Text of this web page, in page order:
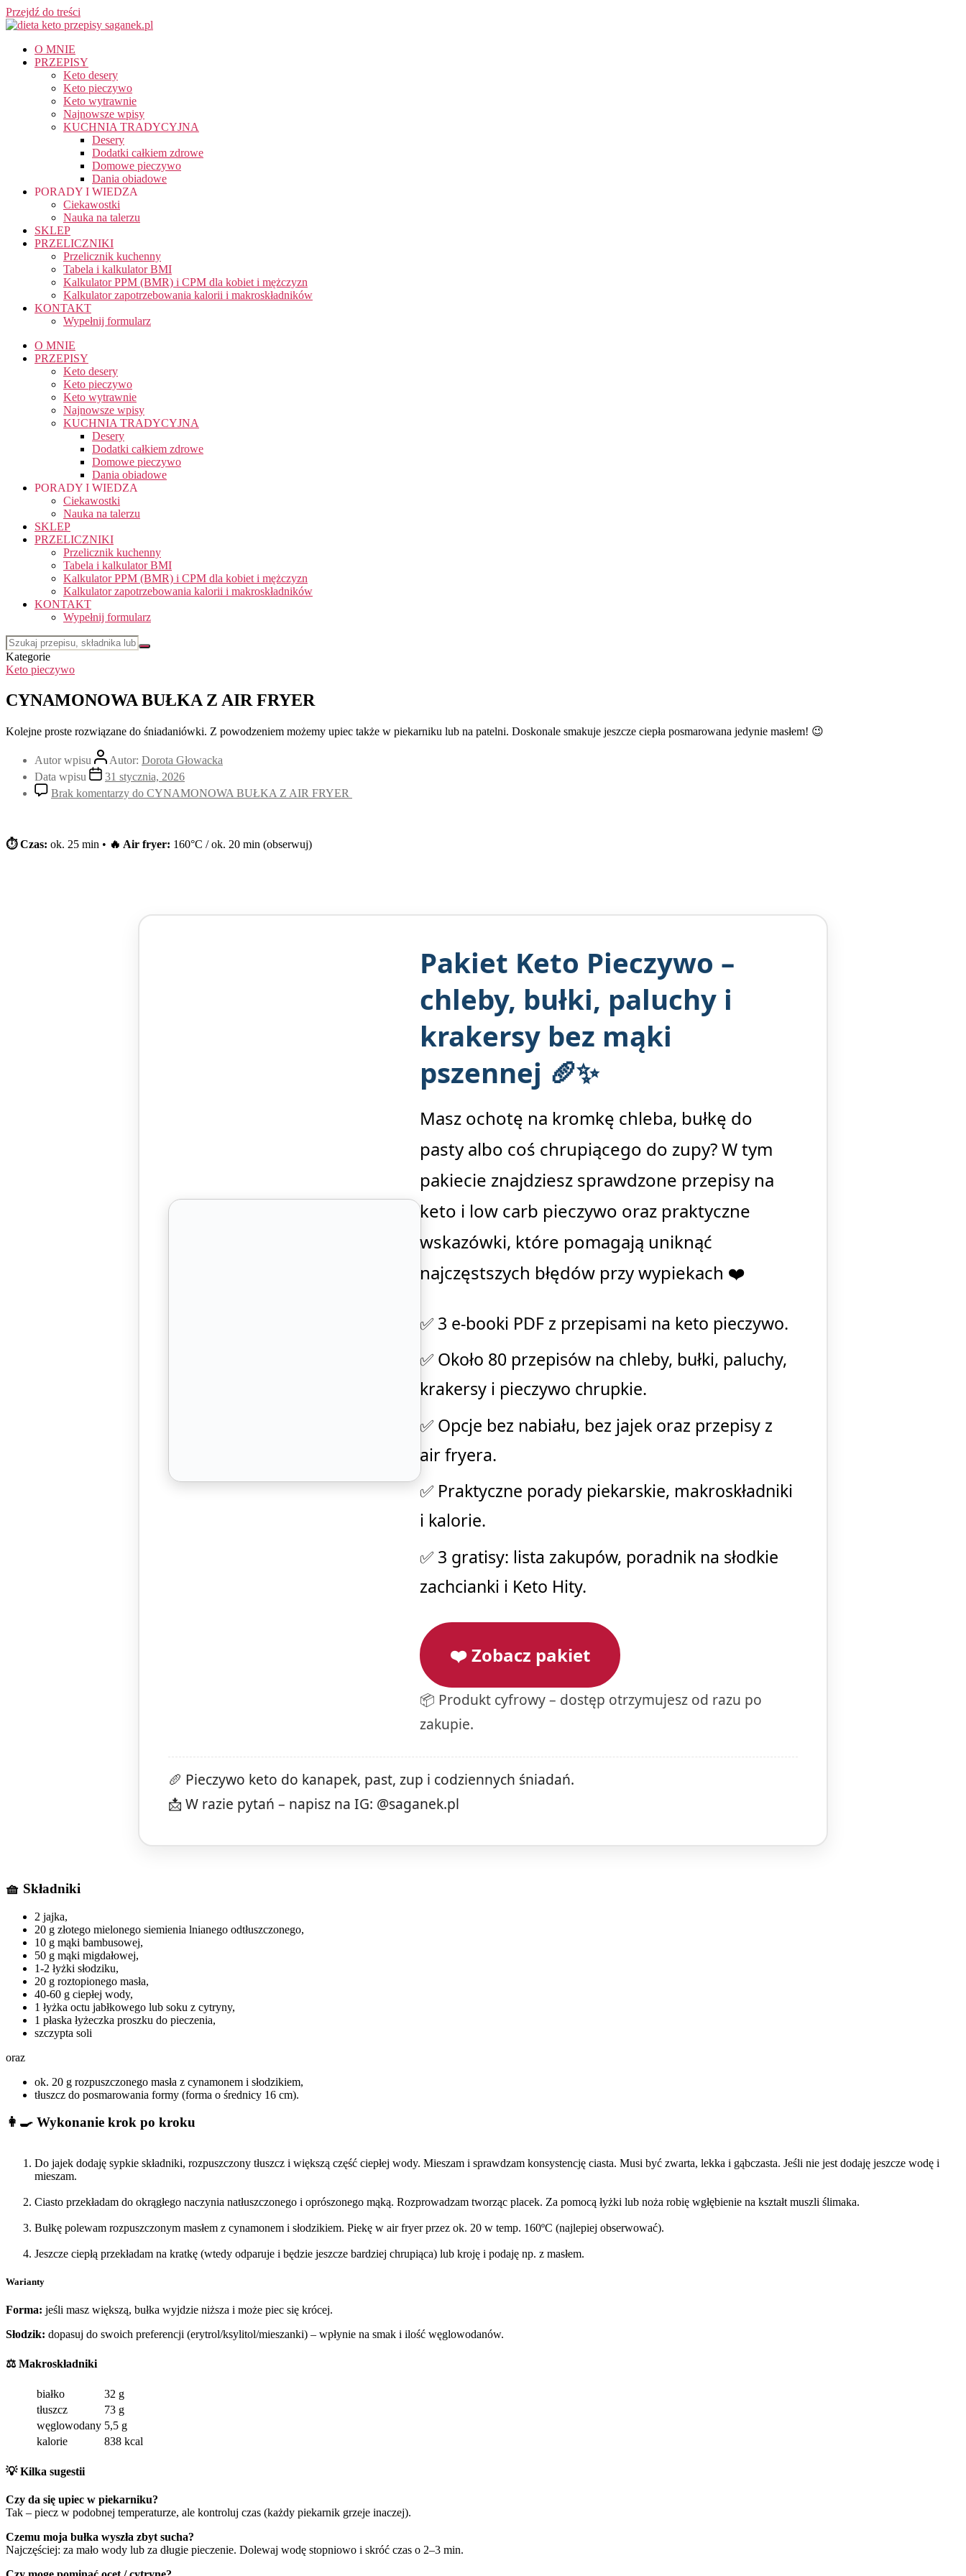
Przejdź do treści
O MNIE
PRZEPISY
Keto desery
Keto pieczywo
Keto wytrawnie
Najnowsze wpisy
KUCHNIA TRADYCYJNA
Desery
Dodatki całkiem zdrowe
Domowe pieczywo
Dania obiadowe
PORADY I WIEDZA
Ciekawostki
Nauka na talerzu
SKLEP
PRZELICZNIKI
Przelicznik kuchenny
Tabela i kalkulator BMI
Kalkulator PPM (BMR) i CPM dla kobiet i mężczyzn
Kalkulator zapotrzebowania kalorii i makroskładników
KONTAKT
Wypełnij formularz
O MNIE
PRZEPISY
Keto desery
Keto pieczywo
Keto wytrawnie
Najnowsze wpisy
KUCHNIA TRADYCYJNA
Desery
Dodatki całkiem zdrowe
Domowe pieczywo
Dania obiadowe
PORADY I WIEDZA
Ciekawostki
Nauka na talerzu
SKLEP
PRZELICZNIKI
Przelicznik kuchenny
Tabela i kalkulator BMI
Kalkulator PPM (BMR) i CPM dla kobiet i mężczyzn
Kalkulator zapotrzebowania kalorii i makroskładników
KONTAKT
Wypełnij formularz
Kategorie
Keto pieczywo
CYNAMONOWA BUŁKA Z AIR FRYER
Kolejne proste rozwiązane do śniadaniówki. Z powodzeniem możemy upiec także w piekarniku lub na patelni. Doskonale smakuje jeszcze ciepła posmarowana jedynie masłem! 😉
Autor wpisu Autor: Dorota Głowacka
Data wpisu
31 stycznia, 2026
Brak komentarzy do CYNAMONOWA BUŁKA Z AIR FRYER
⏱ Czas: ok. 25 min • 🔥 Air fryer: 160°C / ok. 20 min (obserwuj)
Pakiet Keto Pieczywo –
chleby, bułki, paluchy i
krakersy bez mąki
pszennej 🥖✨
Masz ochotę na kromkę chleba, bułkę do
pasty albo coś chrupiącego do zupy? W tym
pakiecie znajdziesz sprawdzone przepisy na
keto i low carb pieczywo oraz praktyczne
wskazówki, które pomagają uniknąć
najczęstszych błędów przy wypiekach ❤️
✅ 3 e-booki PDF z przepisami na keto pieczywo.
✅ Około 80 przepisów na chleby, bułki, paluchy,
krakersy i pieczywo chrupkie.
✅ Opcje bez nabiału, bez jajek oraz przepisy z
air fryera.
✅ Praktyczne porady piekarskie, makroskładniki
i kalorie.
✅ 3 gratisy: lista zakupów, poradnik na słodkie
zachcianki i Keto Hity.
❤️ Zobacz pakiet
📦 Produkt cyfrowy – dostęp otrzymujesz od razu po
zakupie.
🥖 Pieczywo keto do kanapek, past, zup i codziennych śniadań.
📩 W razie pytań – napisz na IG: @saganek.pl
🧺 Składniki
2 jajka,
20 g złotego mielonego siemienia lnianego odtłuszczonego,
10 g mąki bambusowej,
50 g mąki migdałowej,
1-2 łyżki słodziku,
20 g roztopionego masła,
40-60 g ciepłej wody,
1 łyżka octu jabłkowego lub soku z cytryny,
1 płaska łyżeczka proszku do pieczenia,
szczypta soli
oraz
ok. 20 g rozpuszczonego masła z cynamonem i słodzikiem,
tłuszcz do posmarowania formy (forma o średnicy 16 cm).
👩‍🍳 Wykonanie krok po kroku
Do jajek dodaję sypkie składniki, rozpuszczony tłuszcz i większą część ciepłej wody. Mieszam i sprawdzam konsystencję ciasta. Musi być zwarta, lekka i gąbczasta. Jeśli nie jest dodaję jeszcze wodę i
mieszam.
Ciasto przekładam do okrągłego naczynia natłuszczonego i oprószonego mąką. Rozprowadzam tworząc placek. Za pomocą łyżki lub noża robię wgłębienie na kształt muszli ślimaka.
Bułkę polewam rozpuszczonym masłem z cynamonem i słodzikiem. Piekę w air fryer przez ok. 20 w temp. 160ºC (najlepiej obserwować).
Jeszcze ciepłą przekładam na kratkę (wtedy odparuje i będzie jeszcze bardziej chrupiąca) lub kroję i podaję np. z masłem.
Warianty
Forma: jeśli masz większą, bułka wyjdzie niższa i może piec się krócej.
Słodzik: dopasuj do swoich preferencji (erytrol/ksylitol/mieszanki) – wpłynie na smak i ilość węglowodanów.
⚖️ Makroskładniki
białko
32 g
tłuszcz
73 g
węglowodany 5,5 g
kalorie
838 kcal
💡 Kilka sugestii
Czy da się upiec w piekarniku?
Tak – piecz w podobnej temperaturze, ale kontroluj czas (każdy piekarnik grzeje inaczej).
Czemu moja bułka wyszła zbyt sucha?
Najczęściej: za mało wody lub za długie pieczenie. Dolewaj wodę stopniowo i skróć czas o 2–3 min.